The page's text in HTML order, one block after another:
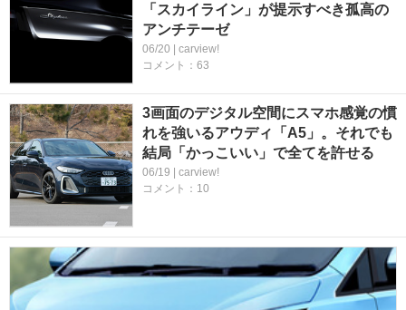
「スカイライン」が提示すべき孤高の
アンチテーゼ
06/20 | carview!
コメント：63
3画面のデジタル空間にスマホ感覚の慣
れを強いるアウディ「A5」。それでも
結局「かっこいい」で全てを許せる
06/19 | carview!
コメント：10